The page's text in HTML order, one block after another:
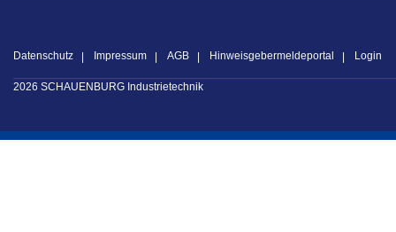
Datenschutz Impressum AGB Hinweisgebermeldeportal Login
2026 SCHAUENBURG Industrietechnik